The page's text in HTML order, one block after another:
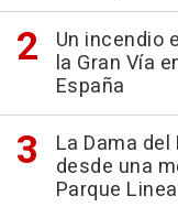
Un incendio
la Gran Vía
España
La Dama
desde una
Parque